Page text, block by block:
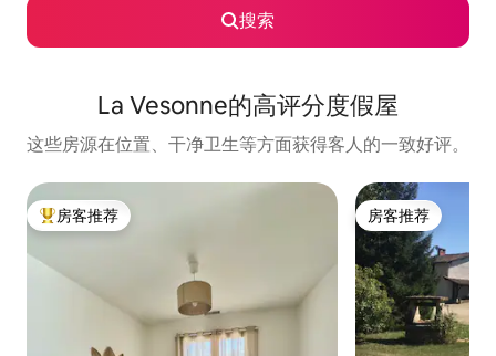
搜索
La Vesonne的高评分度假屋
这些房源在位置、干净卫生等方面获得客人的一致好评。
热门「房客推荐」
房客推荐 房客推荐
房客推荐